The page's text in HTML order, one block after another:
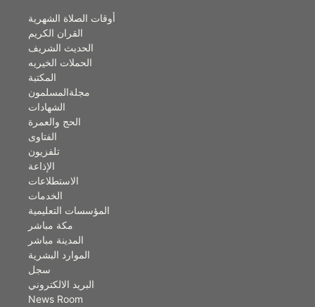
أوقات الصلاة الشهرية
القران الكريم
الحديث الشريف
الحملات الخيريه
المكتبة
مجلةالمسلمون
الشهادات
الحج والعمرة
الفتاوى
تلفزيون
الإذاعة
الاستطلاعات
الخدمات
المؤسسات التعليمية
مكة مباشر
المدينة مباشر
الموارد البشرية
سجل
البريد الالكتروني
News Room